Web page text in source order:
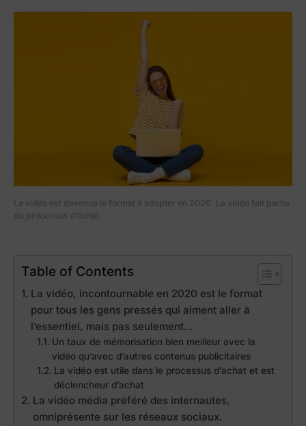
La vidéo est devenue le format à adopter en 2020. La vidéo fait partie
du processus d’achat.
Table of Contents
La vidéo, incontournable en 2020 est le format
pour tous les gens pressés qui aiment aller à
l’essentiel, mais pas seulement…
Un taux de mémorisation bien meilleur avec la
vidéo qu’avec d’autres contenus publicitaires
La vidéo est utile dans le processus d’achat et est
déclencheur d’achat
La vidéo média préféré des internautes,
omniprésente sur les réseaux sociaux.